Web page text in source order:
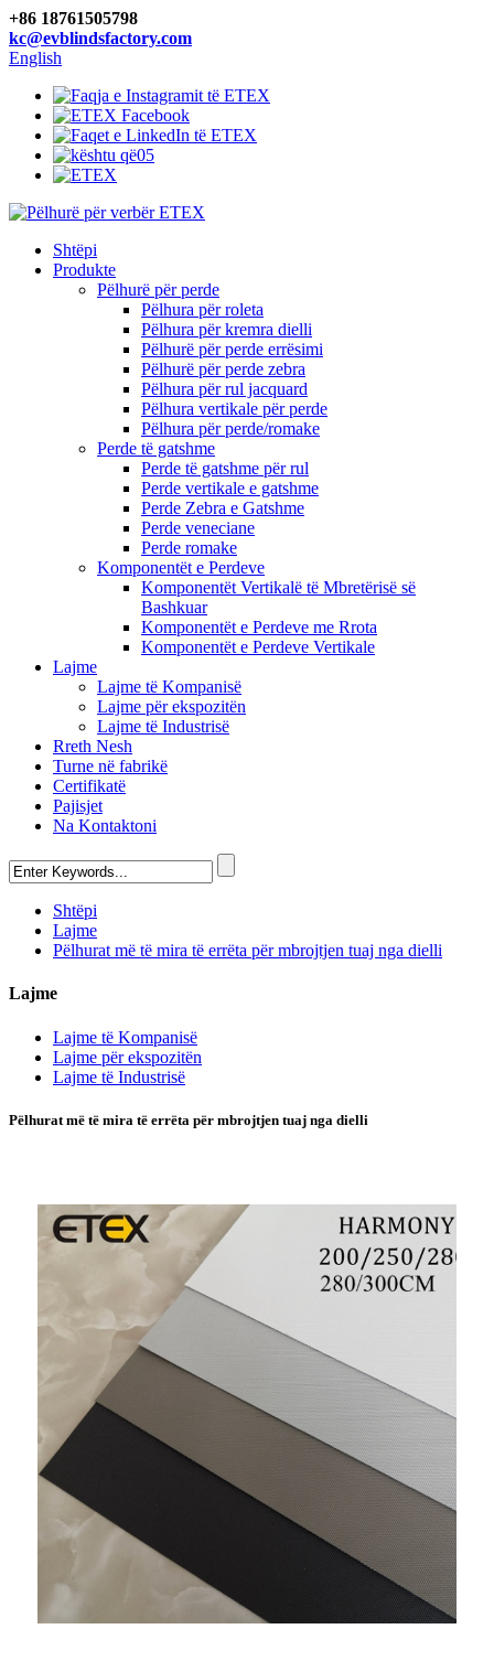
+86 18761505798
kc@evblindsfactory.com
English
Shtëpi
Produkte
Pëlhurë për perde
Pëlhura për roleta
Pëlhura për kremra dielli
Pëlhurë për perde errësimi
Pëlhurë për perde zebra
Pëlhura për rul jacquard
Pëlhura vertikale për perde
Pëlhura për perde/romake
Perde të gatshme
Perde të gatshme për rul
Perde vertikale e gatshme
Perde Zebra e Gatshme
Perde veneciane
Perde romake
Komponentët e Perdeve
Komponentët Vertikalë të Mbretërisë së
Bashkuar
Komponentët e Perdeve me Rrota
Komponentët e Perdeve Vertikale
Lajme
Lajme të Kompanisë
Lajme për ekspozitën
Lajme të Industrisë
Rreth Nesh
Turne në fabrikë
Certifikatë
Pajisjet
Na Kontaktoni
Shtëpi
Lajme
Pëlhurat më të mira të errëta për mbrojtjen tuaj nga dielli
Lajme
Lajme të Kompanisë
Lajme për ekspozitën
Lajme të Industrisë
Pëlhurat më të mira të errëta për mbrojtjen tuaj nga dielli